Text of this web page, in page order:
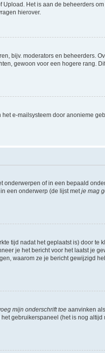
Het is aan de beheerders
hierover.
bijv. moderators en beheerders.
gewoon voor een hogere rang.
e-mailsysteem door anonieme
onderwerpen of in een bepaald
een onderwerp (de lijst metje mag
tijd nadat het geplaatst is) door te
je het bericht voor het laatst je
waarom ze je bericht gewijzigd
mijn onderschrift toe aanvinken
gebruikerspaneel (het is nog altijd